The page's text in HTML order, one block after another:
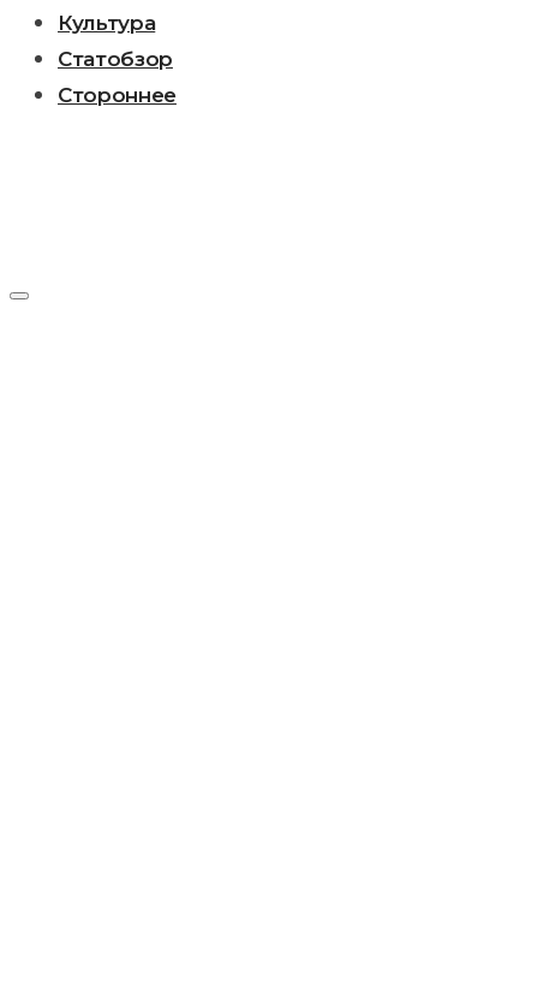
Культура
Статобзор
Стороннее